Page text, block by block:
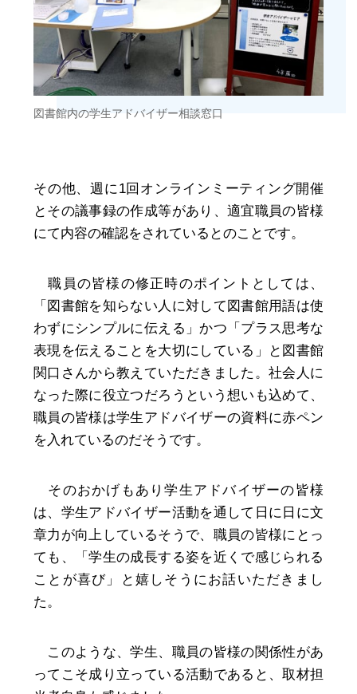
図書館内の学生アドバイザー相談窓口
その他、週に1回オンラインミーティング開催
とその議事録の作成等があり、適宜職員の皆様
にて内容の確認をされているとのことです。
職員の皆様の修正時のポイントとしては、
「図書館を知らない人に対して図書館用語は使
わずにシンプルに伝える」かつ「プラス思考な
表現を伝えることを大切にしている」と図書館
関口さんから教えていただきました。社会人に
なった際に役立つだろうという想いも込めて、
職員の皆様は学生アドバイザーの資料に赤ペン
を入れているのだそうです。
そのおかげもあり学生アドバイザーの皆様
は、学生アドバイザー活動を通して日に日に文
章力が向上しているそうで、職員の皆様にとっ
ても、「学生の成長する姿を近くで感じられる
ことが喜び」と嬉しそうにお話いただきまし
た。
このような、学生、職員の皆様の関係性があ
ってこそ成り立っている活動であると、取材担